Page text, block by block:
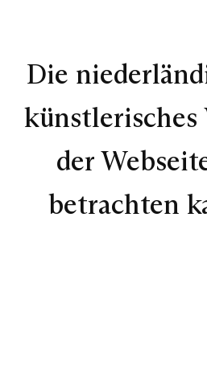
Die
künstlerisches
der
betrachten